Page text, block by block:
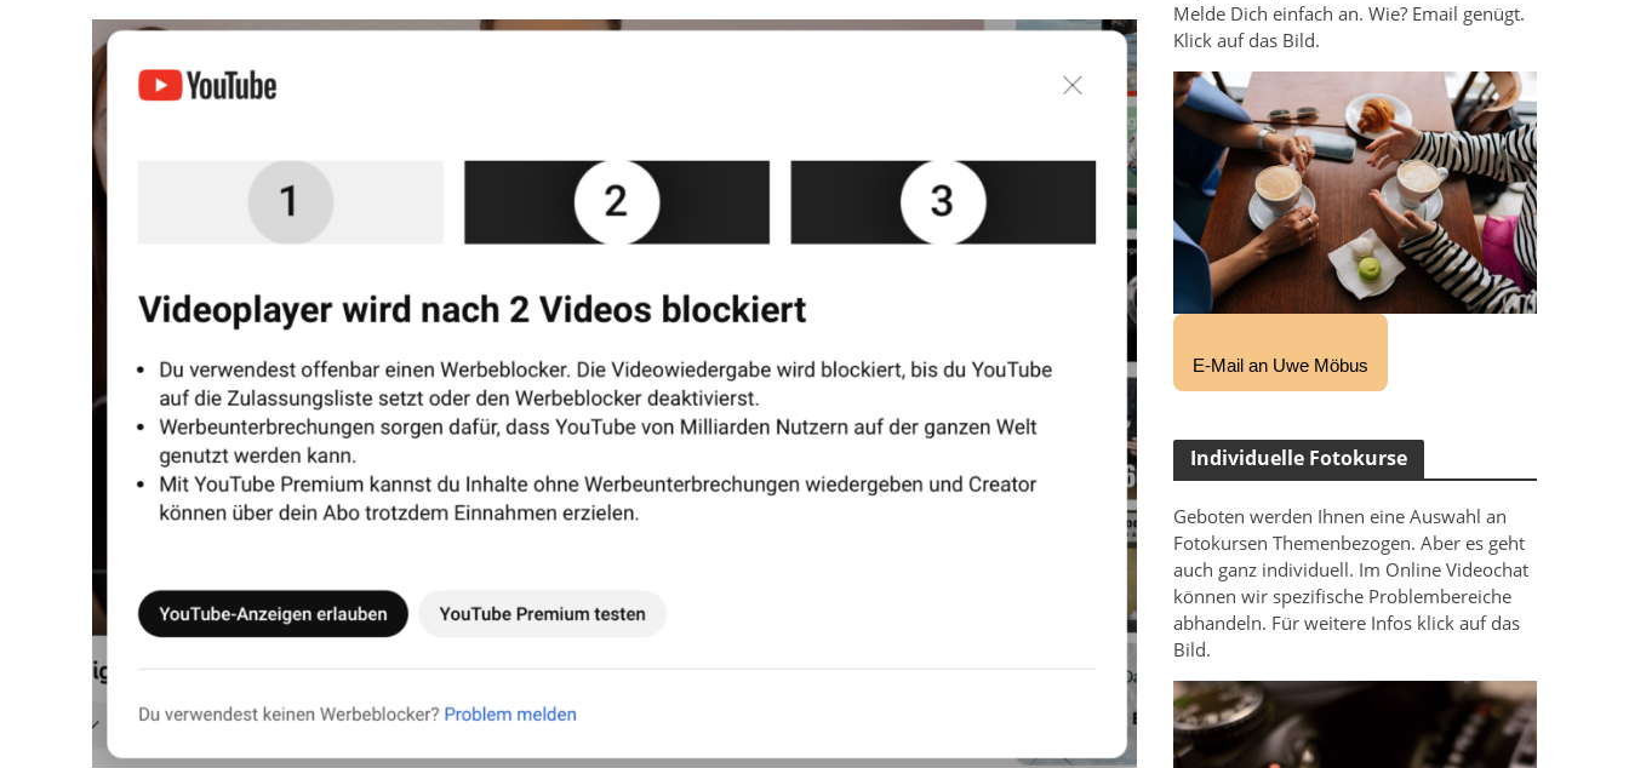
Melde Dich einfach an. Wie? Email genügt.
Klick auf das Bild.
E-Mail an Uwe Möbus
Individuelle Fotokurse
Geboten werden Ihnen eine Auswahl an
Fotokursen Themenbezogen. Aber es geht
auch ganz individuell. Im Online Videochat
können wir spezifische Problembereiche
abhandeln. Für weitere Infos klick auf das
Bild.